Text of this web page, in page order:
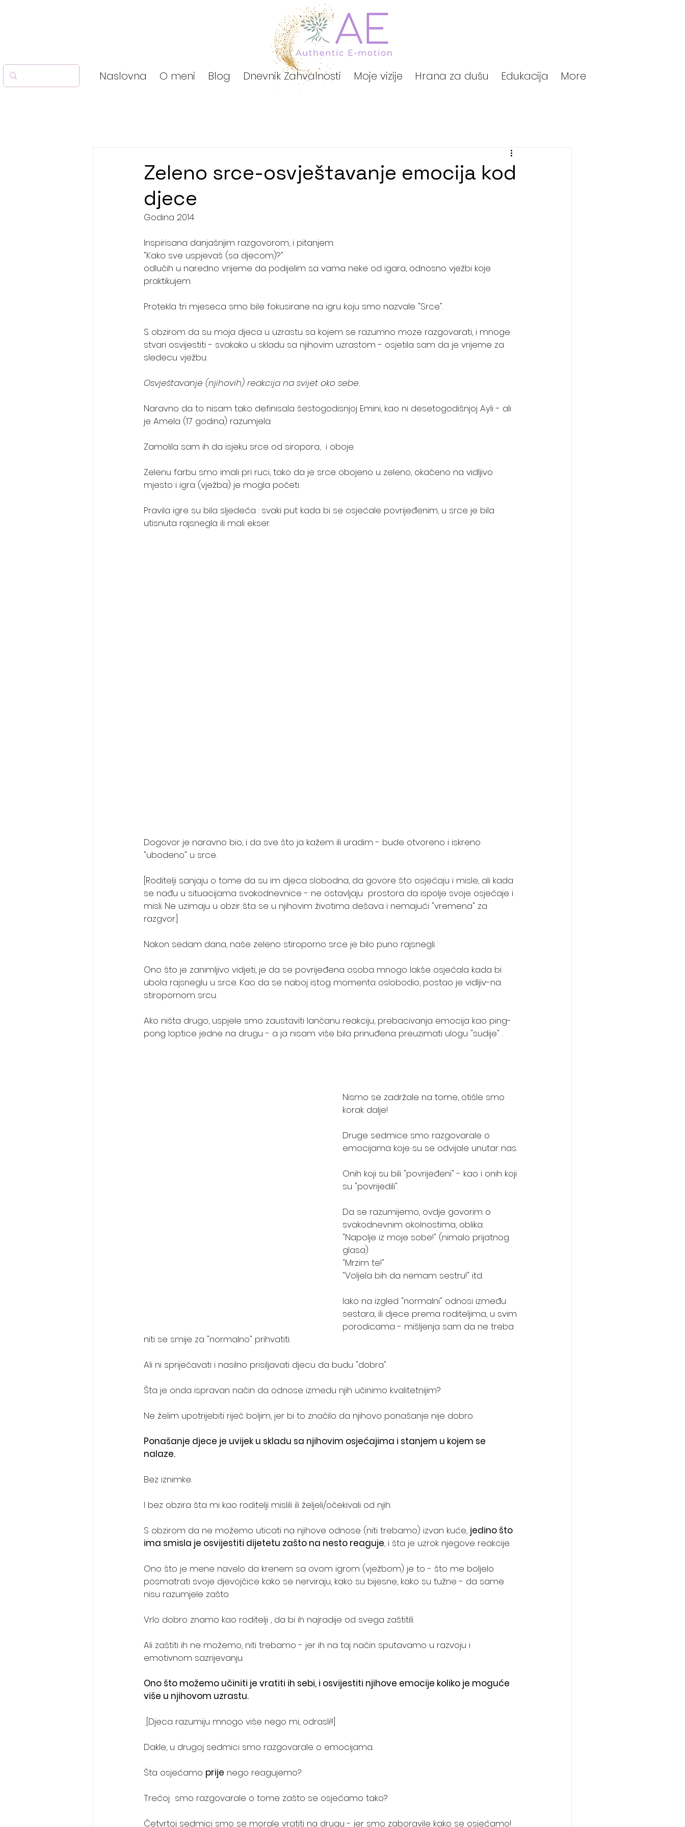
Naslovna O meni Blog Dnevnik Zahvalnosti Moje vizije Hrana za dušu Edukacija More
Zeleno srce-osvještavanje emocija kod
djece
Godina 2014
Inspirisana danjašnjim razgovorom, i pitanjem:
"Kako sve uspjevaš (sa djecom)?"
odlučih u naredno vrijeme da podijelim sa vama neke od igara, odnosno vježbi koje
praktikujem.
Protekla tri mjeseca smo bile fokusirane na igru koju smo nazvale "Srce".
S obzirom da su moja djeca u uzrastu sa kojem se razumno moze razgovarati, i mnoge
stvari osvijestiti - svakako u skladu sa njihovim uzrastom - osjetila sam da je vrijeme za
sledecu vježbu:
Osvještavanje (njihovih) reakcija na svijet oko sebe.
Naravno da to nisam tako definisala šestogodisnjoj Emini, kao ni desetogodišnjoj Ayli - ali
je Amela (17 godina) razumjela.
Zamolila sam ih da isjeku srce od siropora,  i oboje.
Zelenu farbu smo imali pri ruci, tako da je srce obojeno u zeleno, okačeno na vidljivo
mjesto i igra (vježba) je mogla početi.
Pravila igre su bila sljedeća : svaki put kada bi se osjećale povrijeđenim, u srce je bila
utisnuta rajsnegla ili mali ekser.
Dogovor je naravno bio, i da sve što ja kažem ili uradim - bude otvoreno i iskreno
"ubodeno" u srce.
[Roditelji sanjaju o tome da su im djeca slobodna, da govore što osjećaju i misle, ali kada
se nađu u situacijama svakodnevnice - ne ostavljaju  prostora da ispolje svoje osjećaje i
misli. Ne uzimaju u obzir šta se u njihovim životima dešava i nemajući "vremena" za
razgvor.]
Nakon sedam dana, naše zeleno stiroporno srce je bilo puno rajsnegli.
Ono što je zanimljivo vidjeti, je da se povrijeđena osoba mnogo lakše osjećala kada bi
ubola rajsneglu u srce. Kao da se naboj istog momenta oslobodio, postao je vidljiv-na
stiropornom srcu.
Ako ništa drugo, uspjele smo zaustaviti lančanu reakciju, prebacivanja emocija kao ping-
pong loptice jedne na drugu - a ja nisam više bila prinuđena preuzimati ulogu "sudije" .
Nismo se zadržale na tome, otišle smo
korak dalje!
Druge sedmice smo razgovarale o
emocijama koje su se odvijale unutar nas.
Onih koji su bili "povrijeđeni" - kao i onih koji
su "povrijedili".
Da se razumijemo, ovdje govorim o
svakodnevnim okolnostima, oblika:
"Napolje iz moje sobe!" (nimalo prijatnog
glasa)
"Mrzim te!"
"Voljela bih da nemam sestru!" itd.
Iako na izgled "normalni" odnosi između
sestara, ili djece prema roditeljima, u svim
porodicama - mišljenja sam da ne treba
niti se smije za "normalno" prihvatiti.
Ali ni spriječavati i nasilno prisiljavati djecu da budu "dobra".
Šta je onda ispravan način da odnose izmedu njih učinimo kvalitetnijim?
Ne želim upotrijebiti riječ boljim, jer bi to značilo da njihovo ponašanje nije dobro.
Ponašanje djece je uvijek u skladu sa njihovim osjećajima i stanjem u kojem se
nalaze.
Bez iznimke.
I bez obzira šta mi kao roditelji mislili ili željeli/očekivali od njih.
S obzirom da ne možemo uticati na njihove odnose (niti trebamo) izvan kuće, jedino što
ima smisla je osvijestiti dijetetu zašto na nesto reaguje, i šta je uzrok njegove reakcije.
Ono što je mene navelo da krenem sa ovom igrom (vježbom) je to - što me boljelo
posmatrati svoje djevojčice kako se nerviraju, kako su bijesne, kako su tužne - da same
nisu razumjele zašto.
Vrlo dobro znamo kao roditelji , da bi ih najradije od svega zaštitili.
Ali zaštiti ih ne možemo, niti trebamo - jer ih na taj način sputavamo u razvoju i
emotivnom sazrijevanju.
Ono što možemo učiniti je vratiti ih sebi, i osvijestiti njihove emocije koliko je moguće
više u njihovom uzrastu.
[Djeca razumiju mnogo više nego mi, odrasli!!]
Dakle, u drugoj sedmici smo razgovarale o emocijama.
Šta osjećamo prije nego reagujemo?
Trećoj  smo razgovarale o tome zašto se osjećamo tako?
Četvrtoj sedmici smo se morale vratiti na drugu - jer smo zaboravile kako se osjećamo!